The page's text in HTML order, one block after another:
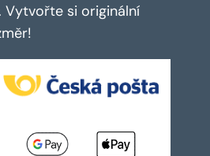
Vytvořte si originální